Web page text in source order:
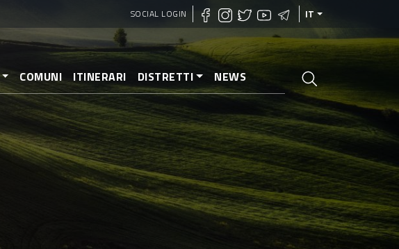
SOCIAL LOGIN IT
COMUNI ITINERARI DISTRETTI NEWS